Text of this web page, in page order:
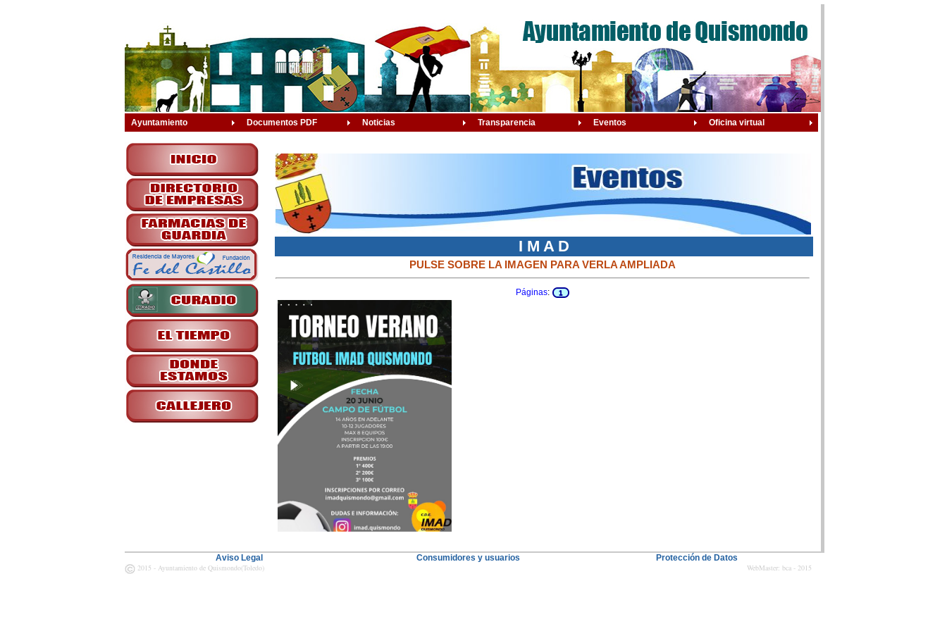
Ayuntamiento Documentos PDF Noticias Transparencia Eventos Oficina virtual
I M A D
PULSE SOBRE LA IMAGEN PARA VERLA AMPLIADA
Páginas: 1
Aviso Legal Consumidores y usuarios
Protección de Datos
2015 - Ayuntamiento de Quismondo(Toledo)
WebMaster: bca - 2015